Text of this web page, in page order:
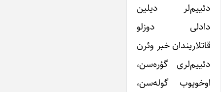
دئییم‌لر دیلین
دادلی دوزلو
قاتلاریندان خبر وئرن
دئییم‌لری گؤره‌سن،
اوخویوب گوله‎‌سن،